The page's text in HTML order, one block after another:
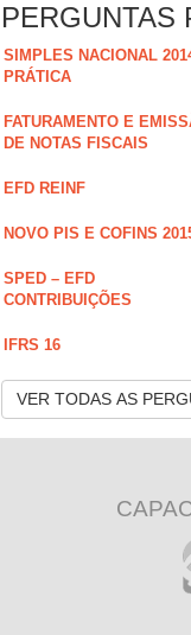
PERGUNTAS
SIMPLES NACIONAL
PRÁTICA
FATURAMENTO E
DE NOTAS FISCAIS
EFD REINF
NOVO PIS E COFINS
SPED – EFD
CONTRIBUIÇÕES
IFRS 16
VER TODAS AS